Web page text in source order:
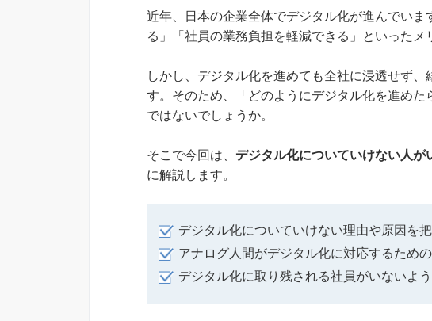
近年、日本の企業全体でデジタル化が進んでい
る」「社員の業務負担を軽減できる」といったメ
しかし、デジタル化を進めても全社に浸透せず
す。そのため、「どのようにデジタル化を進め
ではないでしょうか。
そこで今回は、 デジタル化についていけない人が
に解説します。
デジタル化についていけない理由や原因を
アナログ人間がデジタル化に対応するため
デジタル化に取り残される社員がいないよ